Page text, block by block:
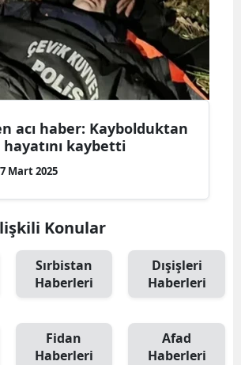
acı haber: Kaybolduktan
kaybetti
Mart 2025
Konular
Sırbistan
Haberleri
Dışişleri
Haberleri
Fidan
Haberleri
Afad
Haberleri